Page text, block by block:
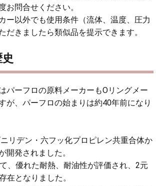
お問合せください。
ー以外でも使用条件（流体、温度、圧力
だきましたら類似品を提示できます。
パーフロの原料メーカーもOリングメー
が、パーフロの始まりは約40年前になり
リデン・六フッ化プロピレン共重合体か
開発されました。
、優れた耐熱、耐油性が評価され、2元
在となりました。